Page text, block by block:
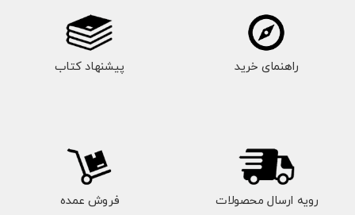
راهنمای خرید پیشنهاد کتاب
رویه ارسال محصولات فروش عمده